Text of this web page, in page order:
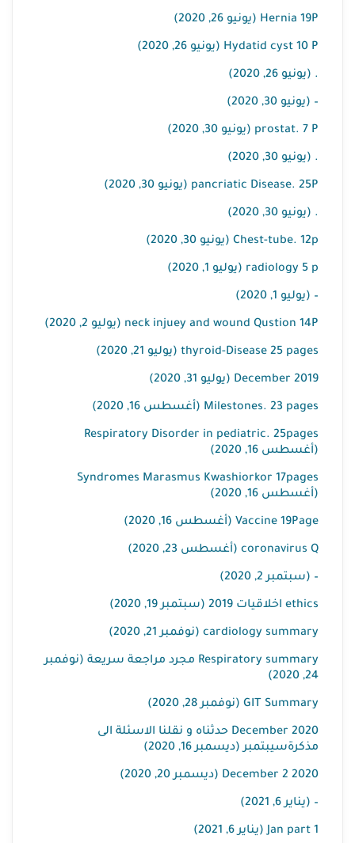
Hernia 19P (يونيو 26, 2020)
Hydatid cyst 10 P (يونيو 26, 2020)
. (يونيو 26, 2020)
– (يونيو 30, 2020)
prostat. 7 P (يونيو 30, 2020)
. (يونيو 30, 2020)
pancriatic Disease. 25P (يونيو 30, 2020)
. (يونيو 30, 2020)
Chest-tube. 12p (يونيو 30, 2020)
radiology 5 p (يوليو 1, 2020)
– (يوليو 1, 2020)
neck injuey and wound Qustion 14P (يوليو 2, 2020)
thyroid-Disease 25 pages (يوليو 21, 2020)
2019 December (يوليو 31, 2020)
Milestones. 23 pages (أغسطس 16, 2020)
Respiratory Disorder in pediatric. 25pages
(أغسطس 16, 2020)
Syndromes Marasmus Kwashiorkor 17pages
(أغسطس 16, 2020)
Vaccine 19Page (أغسطس 16, 2020)
coronavirus Q (أغسطس 23, 2020)
– (سبتمبر 2, 2020)
ethics اخلاقيات 2019 (سبتمبر 19, 2020)
cardiology summary (نوفمبر 21, 2020)
Respiratory summary مجرد مراجعة سريعة (نوفمبر
24, 2020)
GIT Summary (نوفمبر 28, 2020)
December 2020 حدثناه و نقلنا الاسئلة الى
مذكرةسيبتمبر (ديسمبر 16, 2020)
December 2 2020 (ديسمبر 20, 2020)
– (يناير 6, 2021)
Jan part 1 (يناير 6, 2021)